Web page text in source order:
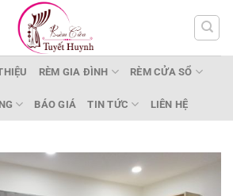
RÈM GIA ĐÌNH RÈM CỬA SỔ
BÁO GIÁ TIN TỨC LIÊN HỆ